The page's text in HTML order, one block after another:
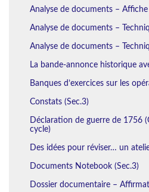
Analyse de documents –
Analyse de documents –
Analyse de documents –
La bande-annonce historique
Banques d’exercices sur les
Constats (Sec.3)
Déclaration de guerre de 1756
cycle)
Des idées pour réviser… un
Documents Notebook (Sec.3)
Dossier documentaire –